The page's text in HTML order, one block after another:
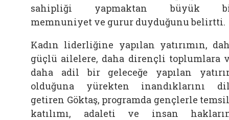
sahipliği yapmaktan büyük
memnuniyet ve gurur duyduğunu belirtti.
Kadın liderliğine yapılan yatırımın,
güçlü ailelere, daha dirençli toplumlara
daha adil bir geleceğe yapılan
olduğuna yürekten inandıklarını
getiren Göktaş, programda gençlerle
katılımı, adaleti ve insan